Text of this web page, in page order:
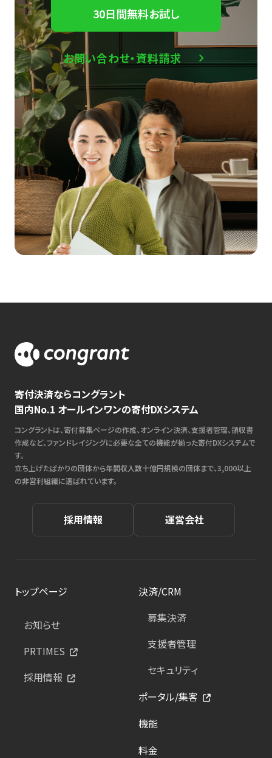
30日間無料お試し
お問い合わせ・資料請求
寄付決済ならコングラント
国内No.1 オールインワンの寄付DXシステム
コングラントは、寄付募集ページの作成、オンライン決済、支援者管理、領収書
作成など、ファンドレイジングに必要な全ての機能が揃った寄付DXシステムで
す。
立ち上げたばかりの団体から年間収入数十億円規模の団体まで、3,000以上
の非営利組織に選ばれています。
採用情報 運営会社
トップページ
お知らせ
PRTIMES
採用情報
決済/CRM
募集決済
支援者管理
セキュリティ
ポータル/集客
機能
料金